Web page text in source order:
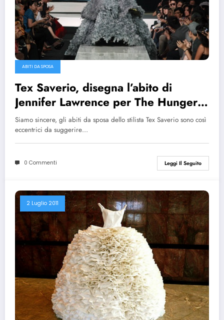
ABITI DA SPOSA
Tex Saverio, disegna l’abito di
Jennifer Lawrence per The Hunger
Games
Siamo sincere, gli abiti da sposa dello stilista Tex Saverio sono così
eccentrici da suggerire…
0 Commenti Leggi Il Seguito
2 Luglio 2011